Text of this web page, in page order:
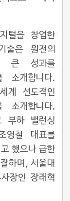
털을 창업한
술은 원전의
큰 성과를
소개합니다.
계 선도적인
소개합니다.
부하 밸런싱
영철 대표를
했으나 급한
하며, 서울대
장인 장래혁